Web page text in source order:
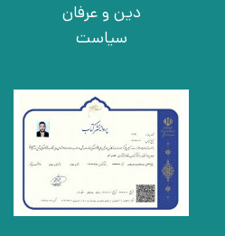
دین و عرفان
سیاست